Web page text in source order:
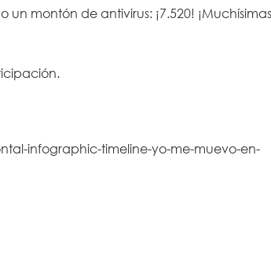
montón de antivirus: ¡7.520! ¡Muchísimas
infographic-timeline-yo-me-muevo-en-